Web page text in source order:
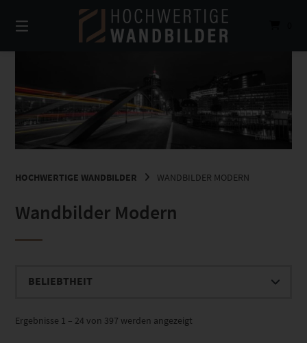
zum
Inhalt
HOCHWERTIGE WANDBILDER WANDBILDER MODERN
Wandbilder Modern
Ergebnisse 1 – 24 von 397 werden angezeigt